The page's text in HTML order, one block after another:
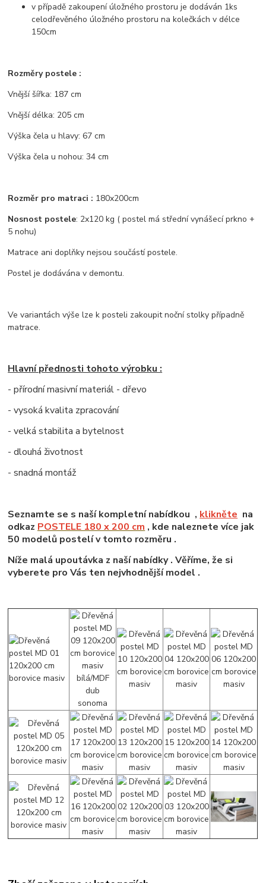
v případě zakoupení úložného prostoru je dodáván 1ks
celodřevěného úložného prostoru na kolečkách v délce
150cm
Rozměry postele :
Vnější šířka: 187 cm
Vnější délka: 205 cm
Výška čela u hlavy: 67 cm
Výška čela u nohou: 34 cm
Rozměr pro matraci : 180x200cm
Nosnost postele: 2x120 kg ( postel má střední vynášecí prkno +
5 nohu)
Matrace ani doplňky nejsou součástí postele.
Postel je dodávána v demontu.
Ve variantách výše lze k posteli zakoupit noční stolky případně
matrace.
Hlavní přednosti tohoto výrobku :
- přírodní masivní materiál - dřevo
- vysoká kvalita zpracování
- velká stabilita a bytelnost
- dlouhá životnost
- snadná montáž
Seznamte se s naší kompletní nabídkou , klikněte na
odkaz POSTELE 180 x 200 cm , kde naleznete více jak
50 modelů postelí v tomto rozměru .
Níže malá upoutávka z naší nabídky . Věříme, že si
vyberete pro Vás ten nejvhodnější model .